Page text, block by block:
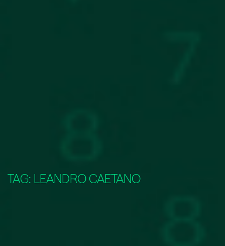
TAG: LEANDRO CAETANO